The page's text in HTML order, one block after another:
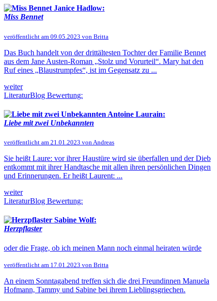
Janice Hadlow:
Miss Bennet
veröffentlicht am 09.05.2023 von Britta
Das Buch handelt von der drittältesten Tochter der Familie Bennet
aus dem Jane Austen-Roman „Stolz und Vorurteil“. Mary hat den
Ruf eines „Blaustrumpfes“, ist im Gegensatz zu ...
weiter
LiteraturBlog Bewertung:
Antoine Laurain:
Liebe mit zwei Unbekannten
veröffentlicht am 21.01.2023 von Andreas
Sie heißt Laure: vor ihrer Haustüre wird sie überfallen und der Dieb
entkommt mit ihrer Handtasche mit allen ihren persönlichen Dingen
und Erinnerungen. Er heißt Laurent: ...
weiter
LiteraturBlog Bewertung:
Sabine Wolf:
Herzpflaster
oder die Frage, ob ich meinen Mann noch einmal heiraten würde
veröffentlicht am 17.01.2023 von Britta
An einem Sonntagabend treffen sich die drei Freundinnen Manuela
Hofmann, Tammy und Sabine bei ihrem Lieblingsgriechen.